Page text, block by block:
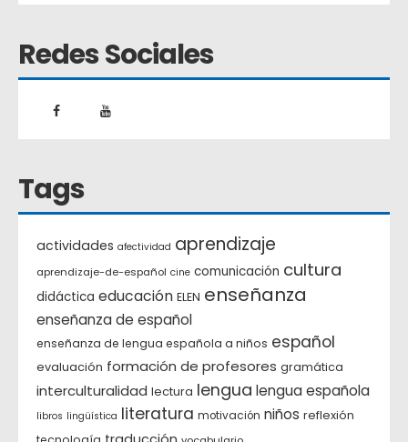
Redes Sociales
Tags
actividades afectividad aprendizaje
aprendizaje-de-español cine comunicación cultura
didáctica educación ELEN enseñanza
enseñanza de español
enseñanza de lengua española a niños español
evaluación formación de profesores gramática
interculturalidad lectura lengua lengua española
libros lingüística literatura motivación niños reflexión